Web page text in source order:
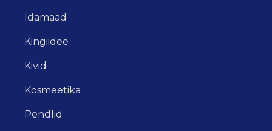
Idamaad
Kingiidee
Kivid
Kosmeetika
Pendlid